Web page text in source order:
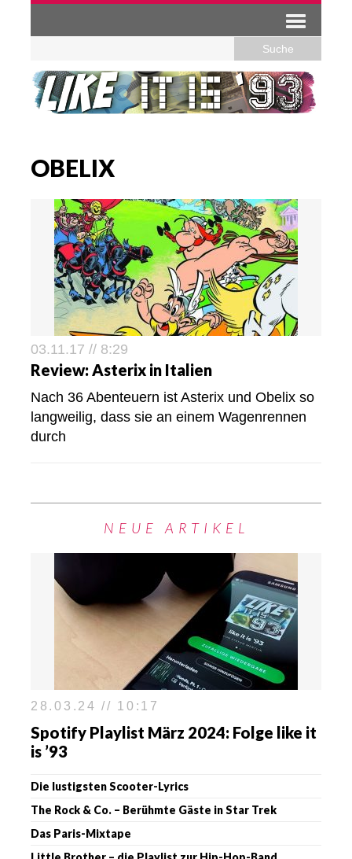
OBELIX
03.11.17 // 8:29
Review: Asterix in Italien
Nach 36 Abenteuern ist Asterix und Obelix so
langweilig, dass sie an einem Wagenrennen
durch
NEUE ARTIKEL
28.03.24 // 10:17
Spotify Playlist März 2024: Folge like it
is ’93
Die lustigsten Scooter-Lyrics
The Rock & Co. – Berühmte Gäste in Star Trek
Das Paris-Mixtape